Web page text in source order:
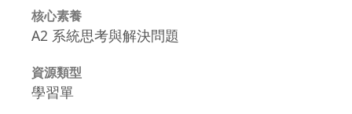
核心素養
A2 系統思考與解決問題
資源類型
學習單